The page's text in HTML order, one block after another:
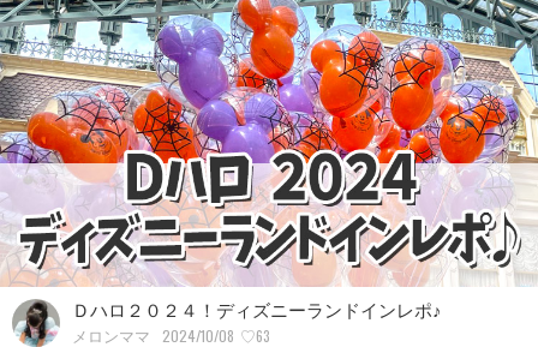
Ｄハロ２０２４！ディズニーランドインレポ♪
メロンママ 2024/10/08 ♡63